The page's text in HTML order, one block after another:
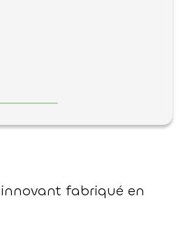
fabriqué en